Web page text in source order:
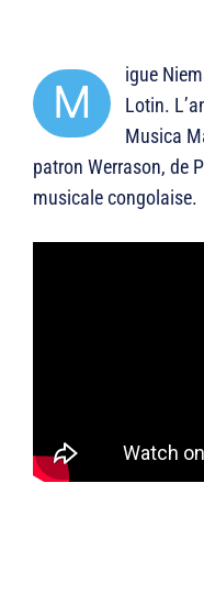
M
igue
Lotin.
Musica
patron Werrason, de
musicale congolaise.